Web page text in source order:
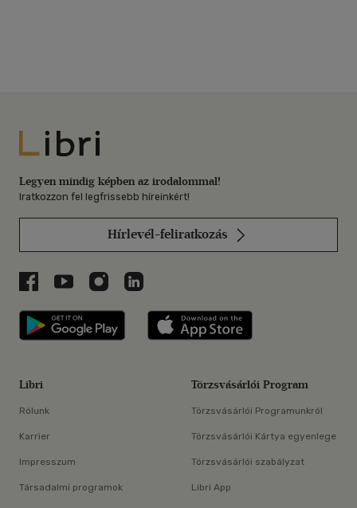
Libri
Legyen mindig képben az irodalommal!
Iratkozzon fel legfrissebb híreinkért!
Hírlevél-feliratkozás
Libri a Facebookon
Libri a Youtube-on
Libri az Instagramon
Libri a LinkedInen
Libri applikáció Szerezd meg: Google
Libri
Rólunk
Karrier
Impresszum
Társadalmi programok
Törzsvásárlói Program
Törzsvásárlói Programunkról
Törzsvásárlói Kártya egyenlege
Törzsvásárlói szabályzat
Libri App